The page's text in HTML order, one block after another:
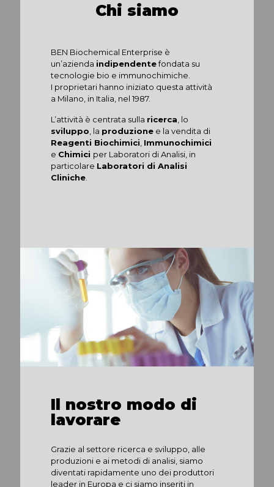
Chi siamo
BEN Biochemical Enterprise è
un’azienda indipendentefondata su
tecnologie bio e immunochimiche.
I proprietari hanno iniziato questa attività
a Milano, in Italia, nel 1987.
L’attività è centrata sulla ricerca , lo
sviluppo , la produzione e la vendita di
Reagenti Biochimici Immunochimici
e Chimici per Laboratori di Analisi, in
particolare Laboratori di Analisi
Cliniche
Il nostro modo di
lavorare
Grazie al settore ricerca e sviluppo, alle
produzioni e ai metodi di analisi, siamo
diventati rapidamente uno dei produttori
leader in Europa e ci siamo inseriti in